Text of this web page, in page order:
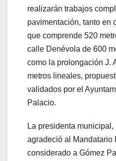
realizarán trabajos
pavimentación, tanto en
que comprende 520
calle Denévola de 600
como la prolongación J.
metros lineales,
validados por el
Palacio.
La presidenta
agradeció al Mandatario
considerado a Gómez